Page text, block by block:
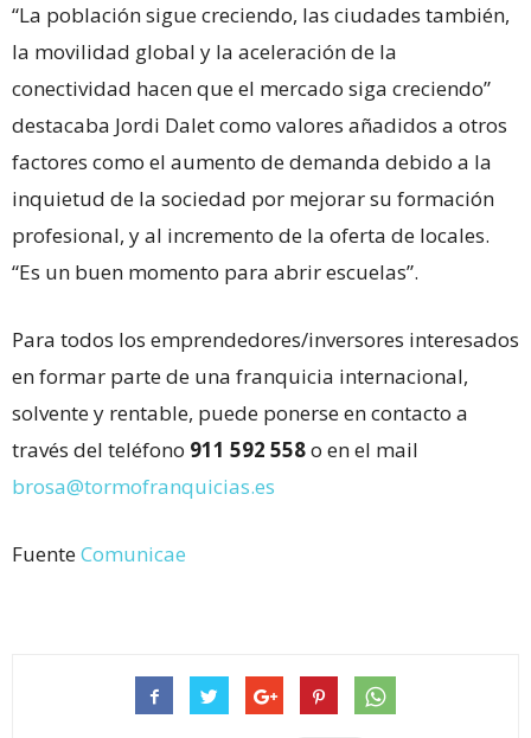
“La población sigue creciendo, las ciudades también,
la movilidad global y la aceleración de la
conectividad hacen que el mercado siga creciendo”
destacaba Jordi Dalet como valores añadidos a otros
factores como el aumento de demanda debido a la
inquietud de la sociedad por mejorar su formación
profesional, y al incremento de la oferta de locales.
“Es un buen momento para abrir escuelas”.
Para todos los emprendedores/inversores interesados
en formar parte de una franquicia internacional,
solvente y rentable, puede ponerse en contacto a
través del teléfono 911 592 558o en el mail
brosa@tormofranquicias.es
FuenteComunicae